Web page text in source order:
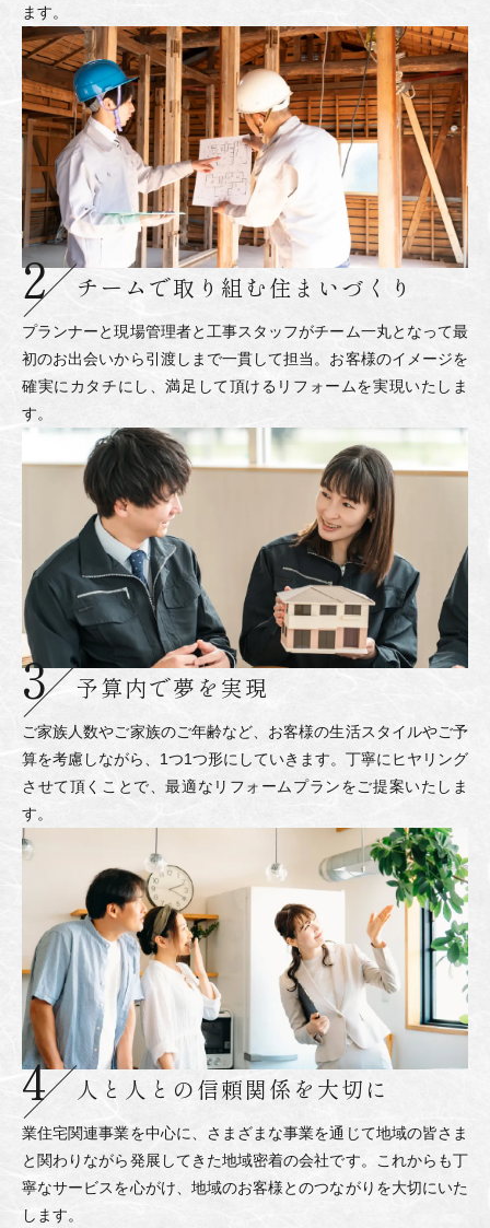
ます。
チームで取り組む住まいづくり
プランナーと現場管理者と工事スタッフがチーム一丸となって最
初のお出会いから引渡しまで一貫して担当。お客様のイメージを
確実にカタチにし、満足して頂けるリフォームを実現いたしま
す。
予算内で夢を実現
ご家族人数やご家族のご年齢など、お客様の生活スタイルやご予
算を考慮しながら、1つ1つ形にしていきます。丁寧にヒヤリング
させて頂くことで、最適なリフォームプランをご提案いたしま
す。
人と人との信頼関係を大切に
業住宅関連事業を中心に、さまざまな事業を通じて地域の皆さま
と関わりながら発展してきた地域密着の会社です。これからも丁
寧なサービスを心がけ、地域のお客様とのつながりを大切にいた
します。